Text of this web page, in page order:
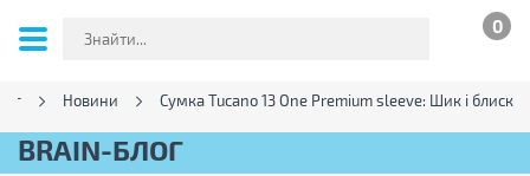
0
Новини Сумка Tucano 13 One Premium sleeve: Шик і блиск
BRAIN-БЛОГ